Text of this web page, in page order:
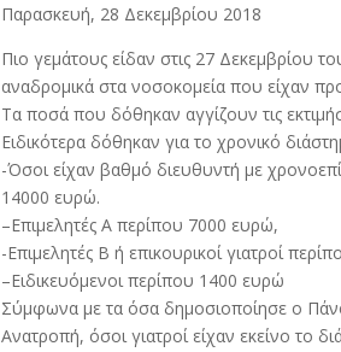
Παρασκευή, 28 Δεκεμβρίου 2018
Πιο γεμάτους είδαν στις 27 Δεκεμβρίου
αναδρομικά στα νοσοκομεία που είχαν
Τα ποσά που δόθηκαν αγγίζουν τις
Ειδικότερα δόθηκαν για το χρονικό
-Όσοι είχαν βαθμό διευθυντή με
14000 ευρώ.
–Επιμελητές Α περίπου 7000 ευρώ,
-Επιμελητές Β ή επικουρικοί γιατροί
–Ειδικευόμενοι περίπου 1400 ευρώ
Σύμφωνα με τα όσα δημοσιοποίησε ο
Ανατροπή, όσοι γιατροί είχαν εκείνο το